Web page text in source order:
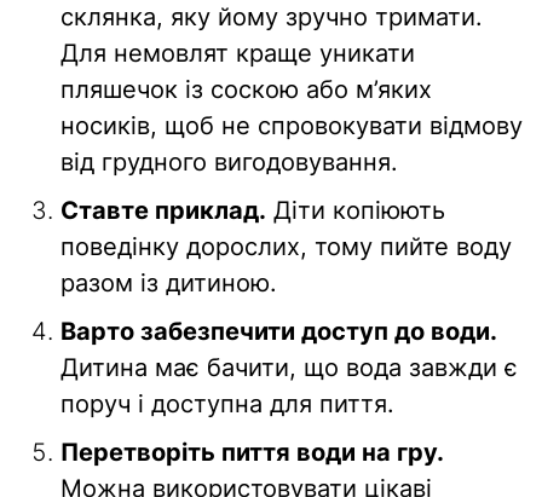
склянка, яку йому зручно тримати.
Для немовлят краще уникати
пляшечок із соскою або м’яких
носиків, щоб не спровокувати відмову
від грудного вигодовування.
Ставте приклад. Діти копіюють
поведінку дорослих, тому пийте воду
разом із дитиною.
Варто забезпечити доступ до води.
Дитина має бачити, що вода завжди є
поруч і доступна для пиття.
Перетворіть пиття води на гру.
Можна використовувати цікаві